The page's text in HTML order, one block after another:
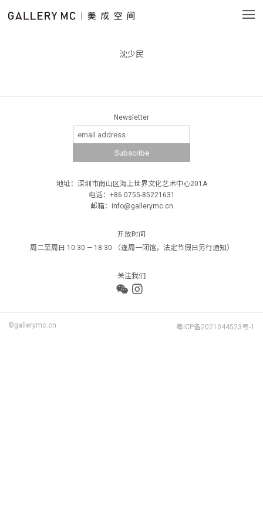
沈少民
Newsletter
地址：深圳市南山区海上世界文化艺术中心201A
电话：+86 0755-85221631
邮箱：info@gallerymc.cn
开放时间
周二至周日 10:30 — 18:30 （逢周一闭馆，法定节假日另行通知）
关注我们
©gallerymc.cn 粤ICP备2021044523号-1